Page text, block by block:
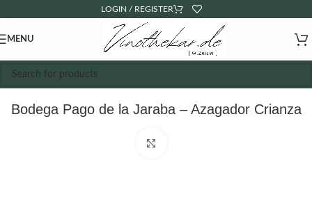
LOGIN / REGISTER
MENU
Bodega Pago de la Jaraba – Azagador Crianza
DO